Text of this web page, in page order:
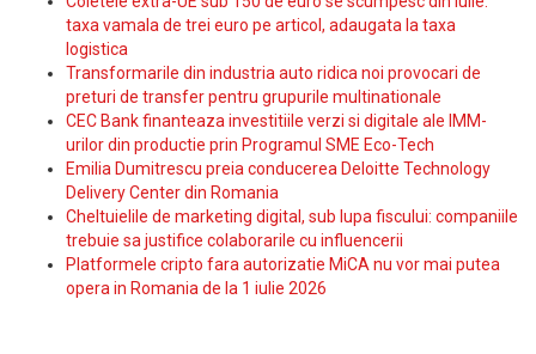
taxa vamala de trei euro pe articol, adaugata la taxa
logistica
Transformarile din industria auto ridica noi provocari de
preturi de transfer pentru grupurile multinationale
CEC Bank finanteaza investitiile verzi si digitale ale IMM-
urilor din productie prin Programul SME Eco-Tech
Emilia Dumitrescu preia conducerea Deloitte Technology
Delivery Center din Romania
Cheltuielile de marketing digital, sub lupa fiscului: companiile
trebuie sa justifice colaborarile cu influencerii
Platformele cripto fara autorizatie MiCA nu vor mai putea
opera in Romania de la 1 iulie 2026